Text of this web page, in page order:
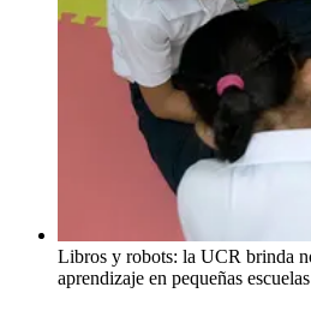
Libros y robots: la UCR brinda
aprendizaje en pequeñas escuelas